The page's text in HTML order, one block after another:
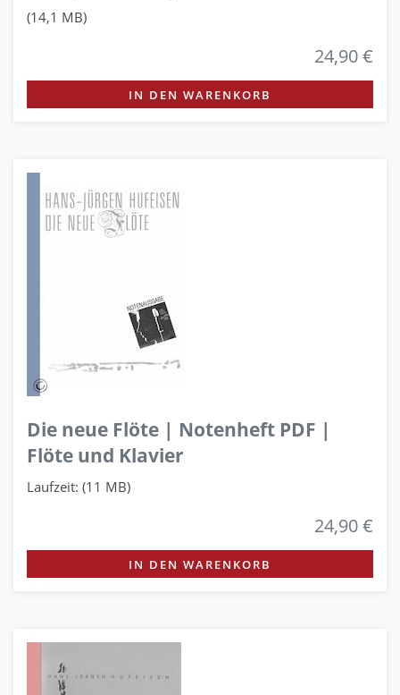
(14,1 MB)
24,90 €
IN DEN WARENKORB
Die neue Flöte | Notenheft PDF |
Flöte und Klavier
Laufzeit: (11 MB)
24,90 €
IN DEN WARENKORB